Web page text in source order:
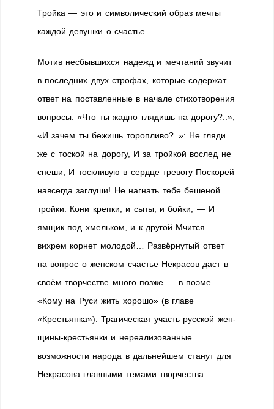
Тройка — это и симво­лический образ мечты
каждой девушки о счастье.
Мотив несбывшихся надежд и мечтаний звучит
в последних двух строфах, которые содержат
ответ на поставленные в начале стихотворения
вопросы: «Что ты жадно глядишь на дорогу?..»,
«И зачем ты бежишь торопливо?..»: Не гляди
же с тоской на дорогу, И за тройкой вослед не
спеши, И тоскливую в сердце тревогу Поскорей
навсегда заглуши! Не нагнать тебе бешеной
тройки: Кони крепки, и сыты, и бойки, — И
ямщик под хмельком, и к другой Мчится
вихрем корнет молодой… Развёрнутый ответ
на вопрос о женском сча­стье Некрасов даст в
своём творчестве много поз­же — в поэме
«Кому на Руси жить хорошо» (в главе
«Крестьянка»). Трагическая участь русской жен­
щины-крестьянки и нереализованные
возможности народа в дальнейшем станут для
Некрасова главны­ми темами творчества.